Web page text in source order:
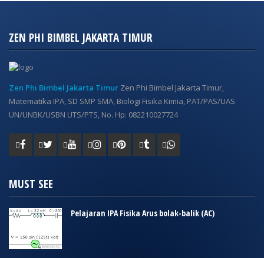
ZEN PHI BIMBEL JAKARTA TIMUR
Zen Phi Bimbel Jakarta Timur Zen Phi Bimbel Jakarta Timur,
Matematika IPA, SD SMP SMA, Biologi Fisika Kimia, PAT/PAS/UAS
UN/UNBK/USBN UTS/PTS, No. Hp: 082210027724
MUST SEE
Pelajaran IPA Fisika Arus bolak-balik (AC)